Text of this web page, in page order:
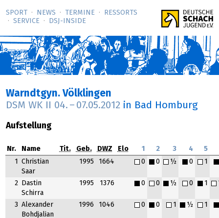
SPORT NEWS TERMINE
RESSORTS
SERVICE
DSJ-­INSIDE
Warndtgyn. Völklingen
DSM WK II 04. – 07.05.2012 in Bad Homburg
Aufstellung
Nr. Name Tit. Geb. DWZ Elo 1 2 3 4 5
1
Christian
Saar
1995 1664 0 0 ½ 0 1
2
Dastin
Schirra
1995 1376 0 0 ½ 0 1
3 Alexander
Bohdjalian
1996 1046 0 0 1 ½ 1